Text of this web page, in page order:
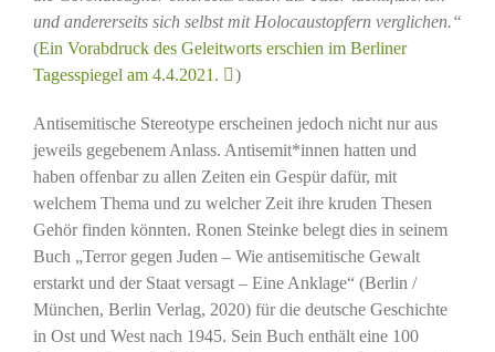
und andererseits sich selbst mit Holocaustopfern verglichen.“
(Ein Vorabdruck des Geleitworts erschien im Berliner
Tagesspiegel am 4.4.2021.
)
Antisemitische Stereotype erscheinen jedoch nicht nur aus
jeweils gegebenem Anlass. Antisemit*innen hatten und
haben offenbar zu allen Zeiten ein Gespür dafür, mit
welchem Thema und zu welcher Zeit ihre kruden Thesen
Gehör finden könnten. Ronen Steinke belegt dies in seinem
Buch „Terror gegen Juden – Wie antisemitische Gewalt
erstarkt und der Staat versagt – Eine Anklage“ (Berlin /
München, Berlin Verlag, 2020) für die deutsche Geschichte
in Ost und West nach 1945. Sein Buch enthält eine 100